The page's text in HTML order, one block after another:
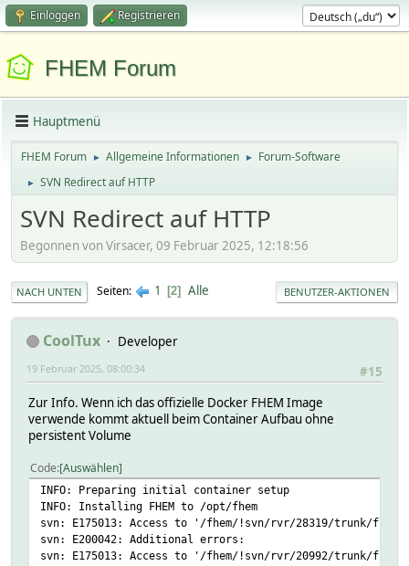
Einloggen Registrieren
FHEM Forum
Hauptmenü
FHEM Forum ► Allgemeine Informationen ► Forum-Software
► SVN Redirect auf HTTP
SVN Redirect auf HTTP
Begonnen von Virsacer, 09 Februar 2025, 12:18:56
NACH UNTEN Seiten 1 2 Alle BENUTZER-AKTIONEN
CoolTux
Developer
#15
19 Februar 2025, 08:00:34
Zur Info. Wenn ich das offizielle Docker FHEM Image
verwende kommt aktuell beim Container Aufbau ohne
persistent Volume
Code Auswählen
INFO: Preparing initial container setup
INFO: Installing FHEM to /opt/fhem
svn: E175013: Access to '/fhem/!svn/rvr/28319/trunk/fhem/
svn: E200042: Additional errors:
svn: E175013: Access to '/fhem/!svn/rvr/20992/trunk/fhem/